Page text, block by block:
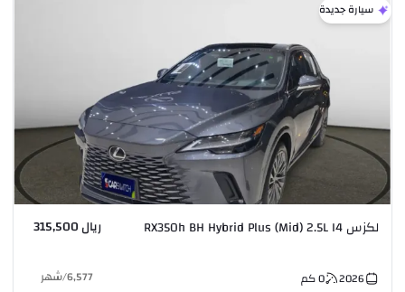
سيارة جديدة
لكزس RX350h BH Hybrid Plus (Mid) 2.5L I4 ريال 315,500
2026
0كم 6,577
/شهر